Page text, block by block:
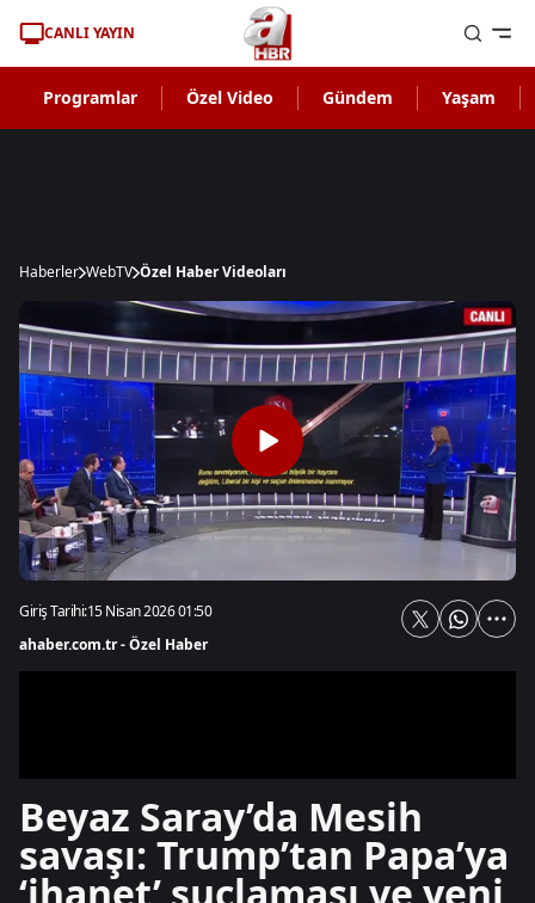
CANLI YAYIN
Programlar Özel Video Gündem Yaşam
Haberler WebTV Özel Haber Videoları
Giriş Tarihi:15 Nisan 2026 01:50
ahaber.com.tr - Özel Haber
Beyaz Saray’da Mesih
savaşı: Trump’tan Papa’ya